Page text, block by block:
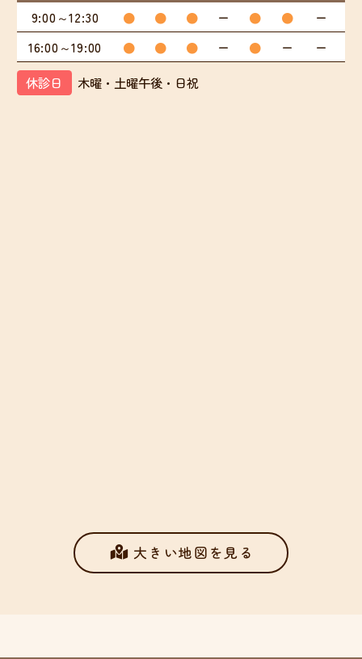
休診日 木曜・土曜午後・日祝
9:00～12:30
● ● ● ー ● ●
ー
16:00～19:00
● ● ● ー ● ー ー
大きい地図を見る